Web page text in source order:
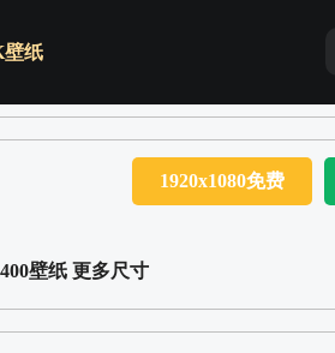
壁纸
1920x1080免费
壁纸 更多尺寸